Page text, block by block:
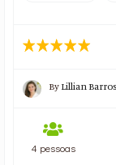
ByLillian Barros
4 pessoas